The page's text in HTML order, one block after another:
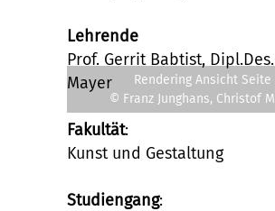
Rendering Ansicht Seite
© Franz Junghans, Christof
Lehrende
Prof. Gerrit Babtist,
Mayer
Fakultät:
Kunst und Gestaltung
Studiengang: